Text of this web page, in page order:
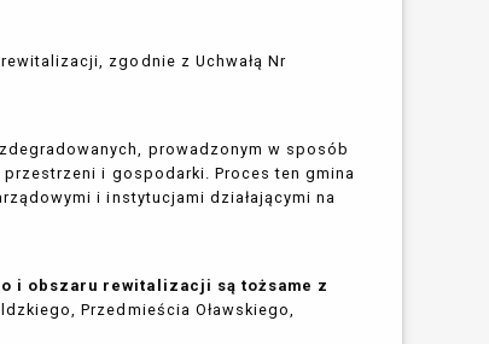
zgodnie z Uchwałą Nr
prowadzonym w sposób
i gospodarki. Proces ten gmina
i instytucjami działającymi na
i obszaru rewitalizacji są tożsame z
Przedmieścia Oławskiego,